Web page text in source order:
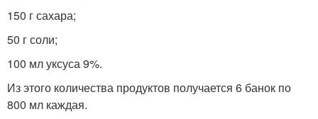
150 г сахара;
50 г соли;
100 мл уксуса 9%.
Из этого количества продуктов получается 6 банок по
800 мл каждая.